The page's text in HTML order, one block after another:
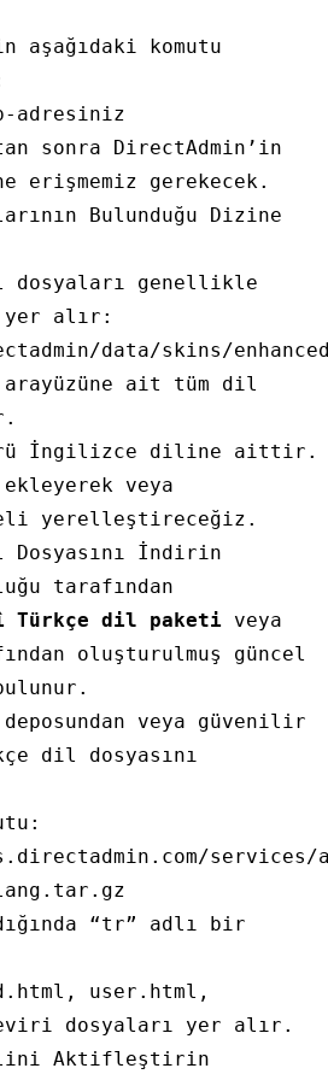
aşağıdaki komutu
sonra DirectAdmin’in
erişmemiz gerekecek.
Bulunduğu Dizine
dosyaları genellikle
yer alır:
ait tüm dil
İngilizce diline aittir.
veya
yerelleştireceğiz.
Dosyasını İndirin
tarafından
Türkçe dil paketi veya
oluşturulmuş güncel
deposundan veya güvenilir
dil dosyasını
“tr” adlı bir
, user.html ,
dosyaları yer alır.
Aktifleştirin